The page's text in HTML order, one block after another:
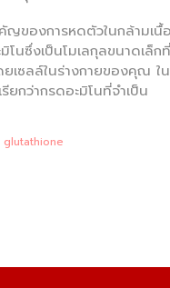
ญของการหดตัวในกล้ามเ
นซึ่งเป็นโมเลกุลขนาดเล็
เซลล์ในร่างกายของคุณ
กว่ากรดอะมิโนที่จำเป็น
glutathione